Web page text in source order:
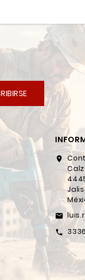
location_on
email
call